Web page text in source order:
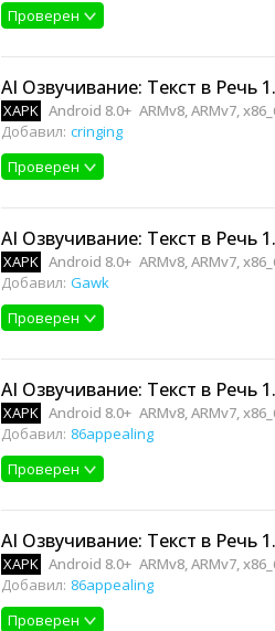
Проверен
AI Озвучивание: Текст в Речь
XAPK Android 8.0+ ARMv8, ARMv7,
Добавил: cringing
Проверен
AI Озвучивание: Текст в Речь
XAPK Android 8.0+ ARMv8, ARMv7,
Добавил: Gawk
Проверен
AI Озвучивание: Текст в Речь
XAPK Android 8.0+ ARMv8, ARMv7,
Добавил: 86appealing
Проверен
AI Озвучивание: Текст в Речь
XAPK Android 8.0+ ARMv8, ARMv7,
Добавил: 86appealing
Проверен